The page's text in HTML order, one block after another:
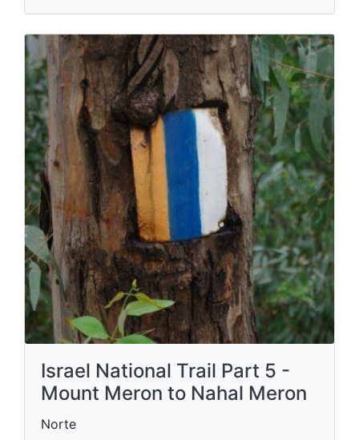
Israel National Trail Part 5 -
Mount Meron to Nahal Meron
Norte